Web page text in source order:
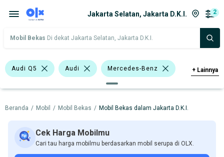
Jakarta Selatan, Jakarta D.K.I. 2
Mobil Bekas Di dekat Jakarta Selatan, Jakarta D.K.I.
Audi Q5 Audi Mercedes-Benz
Harga Merek Dan Model Tahun
Tipe Bodi Tipe Membership
+ Lainnya
Beranda / Mobil / Mobil Bekas / Mobil Bekas dalam Jakarta D.K.I.
Cek Harga Mobilmu
Cari tau harga mobilmu berdasarkan mobil serupa di OLX.